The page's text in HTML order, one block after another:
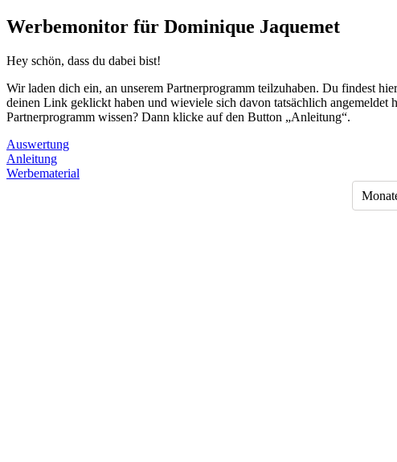
Werbemonitor für Dominique Jaquemet
Hey schön, dass du dabei bist!
Wir laden dich ein, an unserem Partnerprogramm teilzuhaben. Du findest
deinen Link geklickt haben und wieviele sich davon tatsächlich
Partnerprogramm wissen? Dann klicke auf den Button „Anleitung“.
Auswertung
Anleitung
Werbematerial